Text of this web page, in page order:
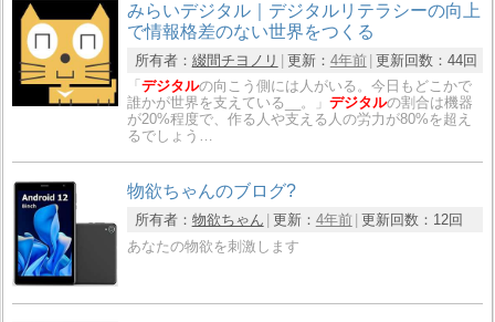
みらいデジタル｜デジタルリテラシーの向上
で情報格差のない世界をつくる
所有者： 綴間チヨノリ 更新： 4年前 更新回数： 44回
「デジタルの向こう側には人がいる。今日もどこかで
誰かが世界を支えている__。」デジタルの割合は機器
が20%程度で、作る人や支える人の労力が80%を超え
るでしょう…
物欲ちゃんのブログ?
所有者： 物欲ちゃん 更新： 4年前 更新回数： 12回
あなたの物欲を刺激します